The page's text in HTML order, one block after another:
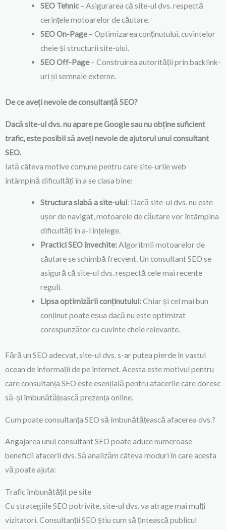
SEO Tehnic– Asigurarea că site-ul dvs. respectă
cerințele motoarelor de căutare.
SEO On-Page– Optimizarea conținutului, cuvintelor
cheie și structurii site-ului.
SEO Off-Page– Construirea autorității prin backlink-
uri și semnale externe.
De ce aveți nevoie de consultanță SEO?
Dacă site-ul dvs. nu apare pe Google sau nu obține suficient
trafic, este posibil să aveți nevoie de ajutorul unui consultant
SEO.
Iată câteva motive comune pentru care site-urile web
întâmpină dificultăți în a se clasa bine:
Structura slabă a site-ului: Dacă site-ul dvs. nu este
ușor de navigat, motoarele de căutare vor întâmpina
dificultăți în a-l înțelege.
Practici SEO învechite:Algoritmii motoarelor de
căutare se schimbă frecvent. Un consultant SEO se
asigură că site-ul dvs. respectă cele mai recente
reguli.
Lipsa optimizării conținutului:Chiar și cel mai bun
conținut poate eșua dacă nu este optimizat
corespunzător cu cuvinte cheie relevante.
Fără un SEO adecvat, site-ul dvs. s-ar putea pierde în vastul
ocean de informații de pe internet. Acesta este motivul pentru
care consultanța SEO este esențială pentru afacerile care doresc
să-și îmbunătățească prezența online.
Cum poate consultanța SEO să îmbunătățească afacerea dvs.?
Angajarea unui consultant SEO poate aduce numeroase
beneficii afacerii dvs. Să analizăm câteva moduri în care acesta
vă poate ajuta:
Trafic îmbunătățit pe site
Cu strategiile SEO potrivite, site-ul dvs. va atrage mai mulți
vizitatori. Consultanții SEO știu cum să țintească publicul